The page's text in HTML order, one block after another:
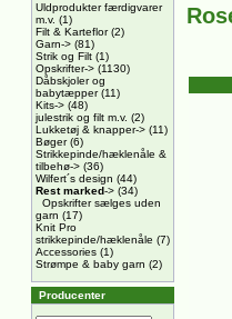
Uldprodukter færdigvarer
m.v. (1)
Filt & Karteflor(2)
Garn-> (81)
Strik og Filt (1)
Opskrifter-> (1130)
Dåbskjoler og
babytæpper(11)
Kits-> (48)
julestrik og filt m.v. (2)
Lukketøj & knapper-> (11)
Bøger(6)
Strikkepinde/hæklenåle &
tilbehø-> (36)
Wilfert´s design (44)
Rest marked-> (34)
Opskrifter sælges uden
garn (17)
Knit Pro
strikkepinde/hæklenåle (7)
Accessories (1)
Strømpe & baby garn (2)
Producenter